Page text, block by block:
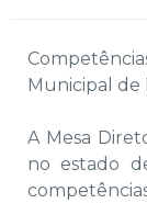
Municipal de
A Mesa
no estado